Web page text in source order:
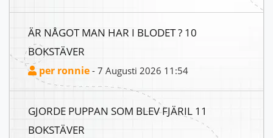
ÄR NÅGOT MAN HAR I BLODET ? 10
BOKSTÄVER
per ronnie - 7 Augusti 2026 11:54
GJORDE PUPPAN SOM BLEV FJÄRIL 11
BOKSTÄVER